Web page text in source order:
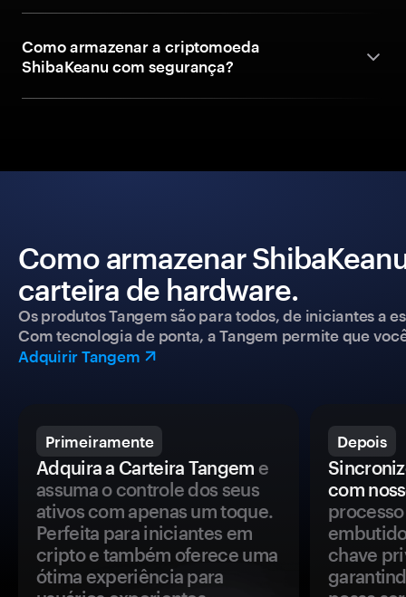
Como armazenar a criptomoeda
ShibaKeanu com segurança?
Como armazenar
carteira de hardware.
Os produtos Tangem são para todos, de iniciantes a
Com tecnologia de ponta, a Tangem permite que
Adquirir Tangem
Primeiramente
Adquira a Carteira Tangem e
assuma o controle dos seus
ativos com apenas um toque.
Perfeita para iniciantes em
cripto e também oferece uma
ótima experiência para
Depois
com
chave